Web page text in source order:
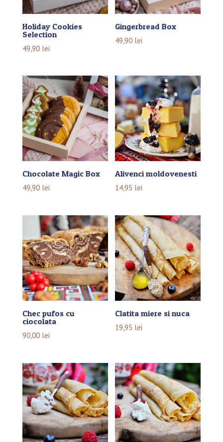
Holiday Cookies
Selection
49,90 lei
Gingerbread Box
49,90 lei
Chocolate Magic Box
49,90 lei
Alivenci moldovenesti
14,95 lei
Chec pufos cu
ciocolata
90,00 lei
Clatita miere si nuca
19,95 lei